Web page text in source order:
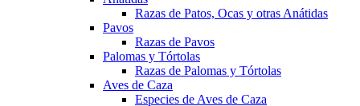
Razas de Patos, Ocas y otras Anátidas
Pavos
Razas de Pavos
Palomas y Tórtolas
Razas de Palomas y Tórtolas
Aves de Caza
Especies de Aves de Caza